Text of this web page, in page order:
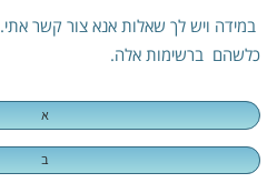
במידה ויש לך שאלות אנא צור קשר אתי.
כלשהם ברשימות אלה.
א
ב